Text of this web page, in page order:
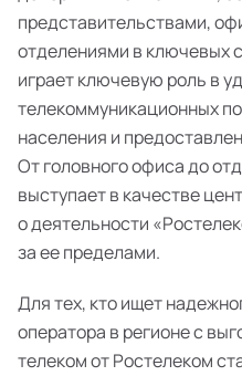
представительствами,
отделениями в ключевых
играет ключевую роль в
телекоммуникационных
населения и
От головного офиса до
выступает в качестве
о деятельности
за ее пределами.
Для тех, кто ищет
оператора в регионе с
телеком от Ростелеком